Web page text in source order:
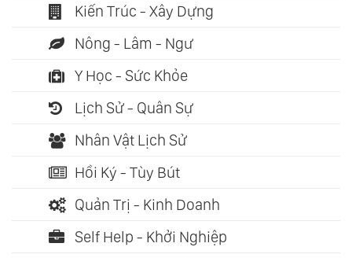
Kiến Trúc - Xây Dựng
Nông - Lâm - Ngư
Y Học - Sức Khỏe
Lịch Sử - Quân Sự
Nhân Vật Lịch Sử
Hồi Ký - Tùy Bút
Quản Trị - Kinh Doanh
Self Help - Khởi Nghiệp